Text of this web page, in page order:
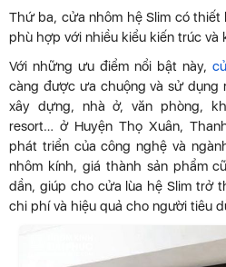
Thứ ba, cửa nhôm hệ Slim có thiết
phù hợp với nhiều kiểu kiến trúc và
Với những ưu điểm nổi bật này,
càng được ưa chuộng và sử dụng
xây dựng, nhà ở, văn phòng,
resort… ở Huyện Thọ Xuân,
phát triển của công nghệ và
nhôm kính, giá thành sản phẩm
dần, giúp cho cửa lùa hệ Slim trở
chi phí và hiệu quả cho người tiêu